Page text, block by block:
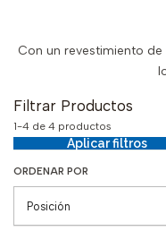
Con un revestimiento
Filtrar Productos
1-4 de 4 productos
Aplicar filtros
ORDENAR POR